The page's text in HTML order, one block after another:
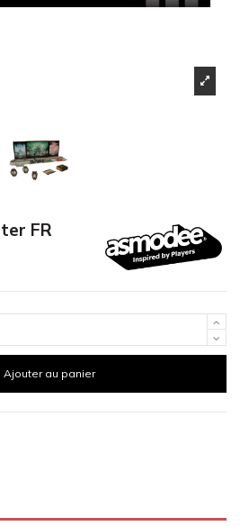
FR
Ajouter au panier